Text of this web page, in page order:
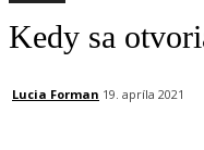
Kedy sa
Lucia Forman 19. apríla 2021